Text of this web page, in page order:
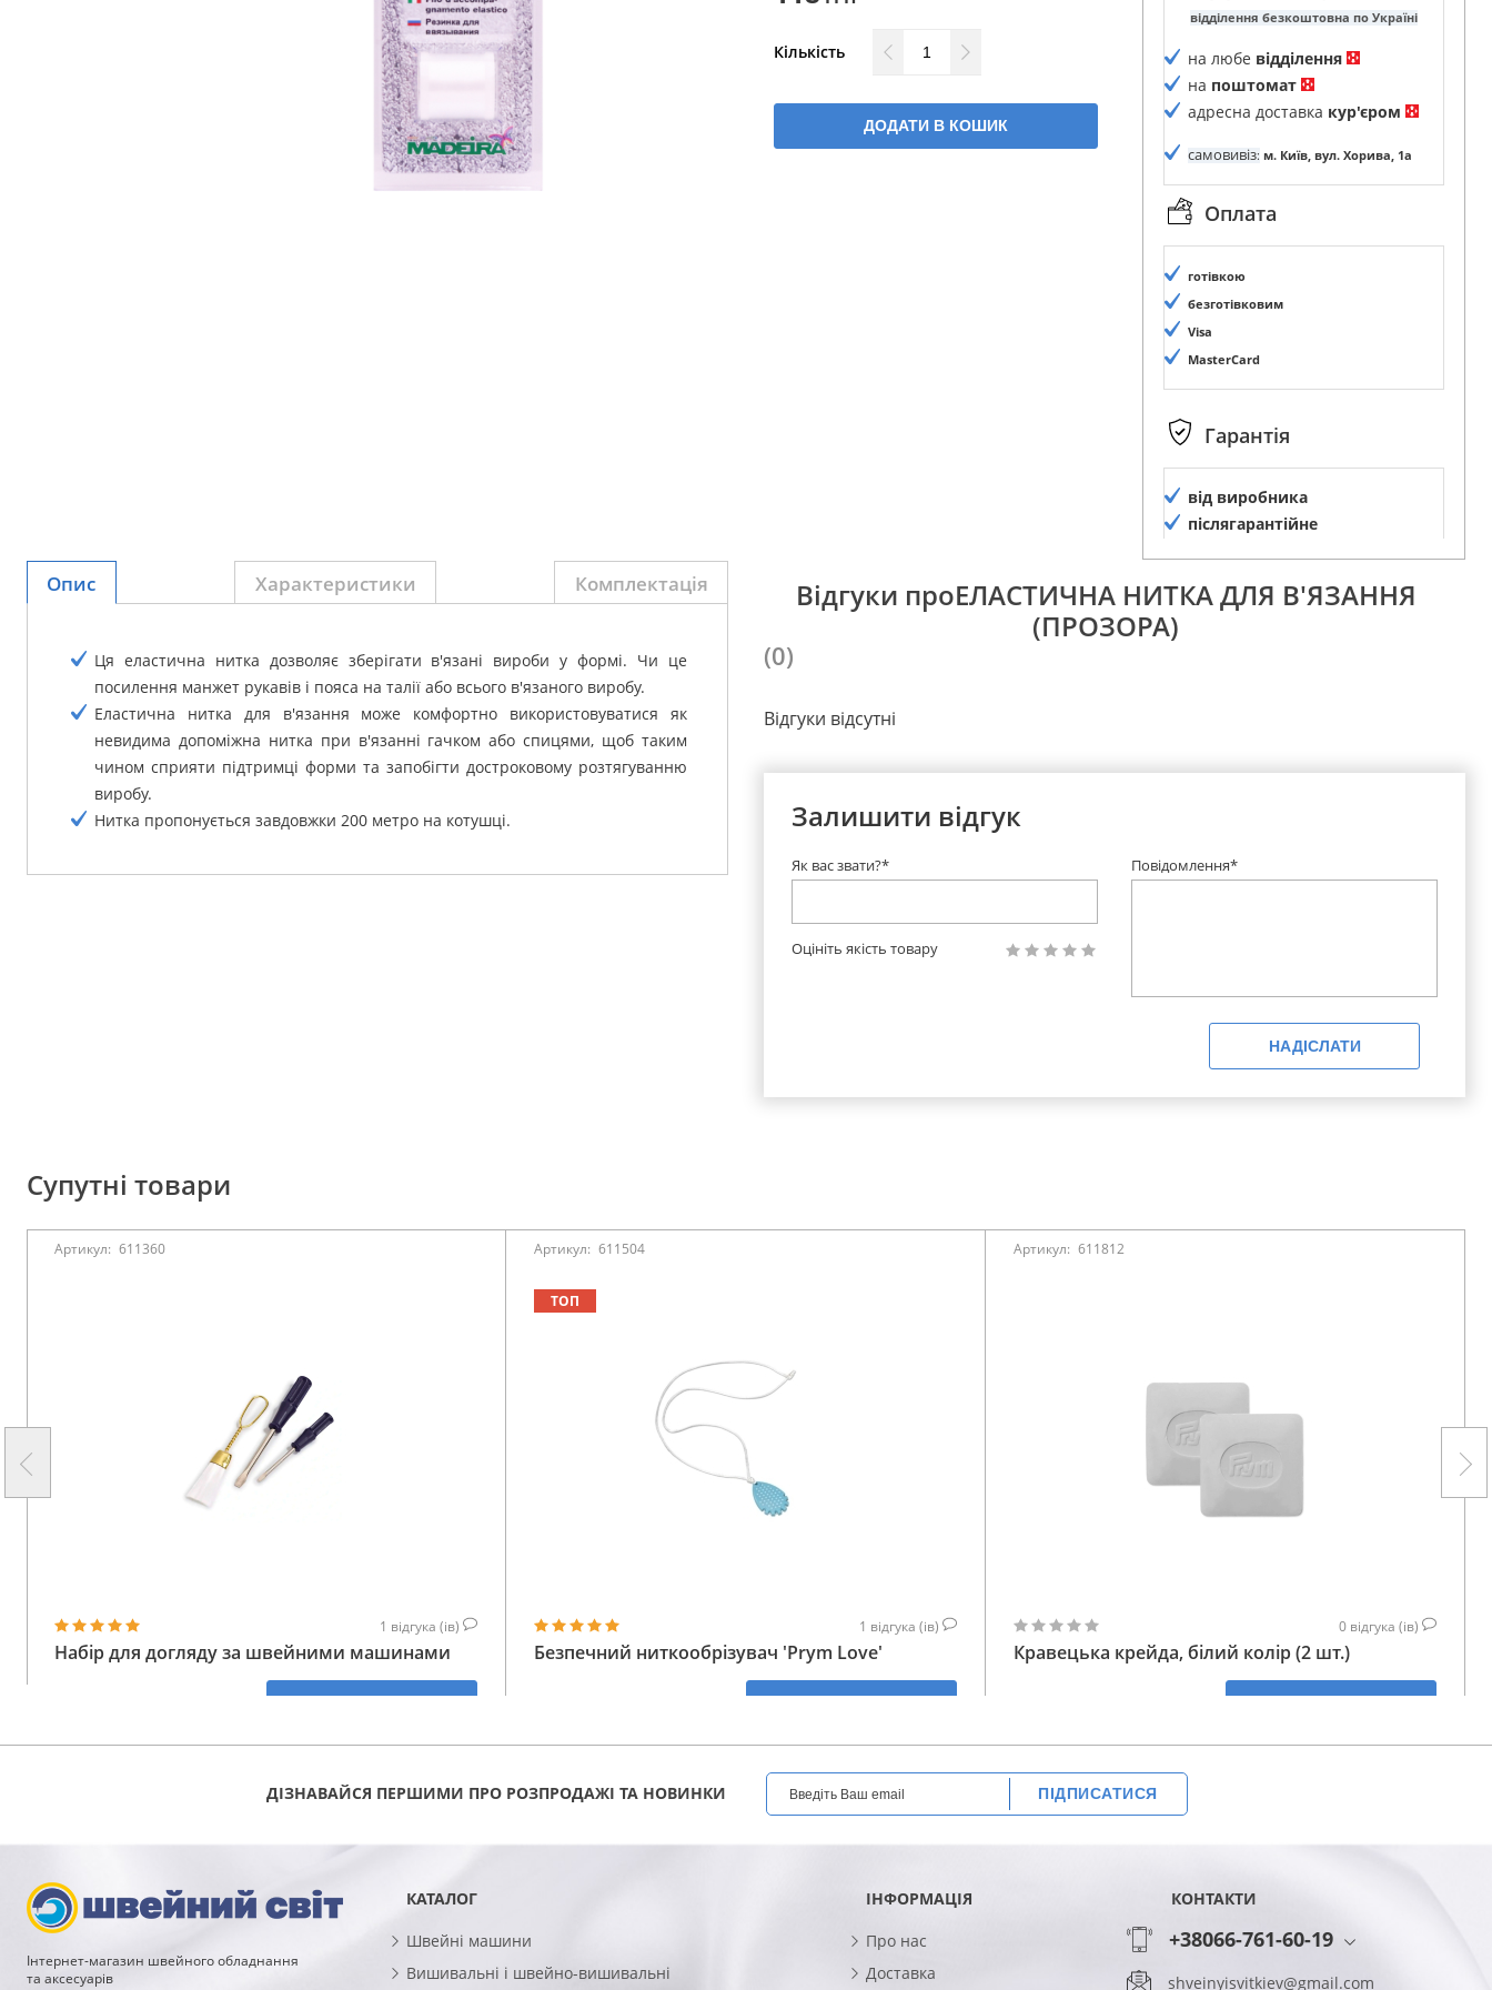
Кількість
ДОДАТИ В КОШИК
відділення безкоштовна по Україні
на любе відділення
на поштомат
адресна доставка кур'єром
самовивіз: м. Київ, вул. Хорива, 1а
Оплата
готівкою
безготівковим
Visa
MasterCard
Гарантія
від виробника
післягарантійне
Опис Характеристики Комплектація
Ця еластична нитка дозволяє зберігати в'язані вироби у формі. Чи це
посилення манжет рукавів і пояса на талії або всього в'язаного виробу.
Еластична нитка для в'язання може комфортно використовуватися як
невидима допоміжна нитка при в'язанні гачком або спицями, щоб таким
чином сприяти підтримці форми та запобігти достроковому розтягуванню
виробу.
Нитка пропонується завдовжки 200 метро на котушці.
Відгуки проЕЛАСТИЧНА НИТКА ДЛЯ В'ЯЗАННЯ
(ПРОЗОРА)
(0)
Відгуки відсутні
Залишити відгук
Повідомлення*
Як вас звати?*
Оцініть якість товару
НАДІСЛАТИ
Супутні товари
Артикул: 611360
1 відгука (ів)
Набір для догляду за швейними машинами
Артикул: 611504
ТОП
1 відгука (ів)
Безпечний ниткообрізувач 'Prym Love'
Артикул: 611812
0 відгука (ів)
Кравецька крейда, білий колір (2 шт.)
ДІЗНАВАЙСЯ ПЕРШИМИ ПРО РОЗПРОДАЖІ ТА НОВИНКИ ПІДПИСАТИСЯ
Інтернет-магазин швейного обладнання
та аксесуарів
КАТАЛОГ
Швейні машини
Вишивальні і швейно-вишивальні
ІНФОРМАЦІЯ
Про нас
Доставка
КОНТАКТИ
+38066-761-60-19
shveinyisvitkiev@gmail.com